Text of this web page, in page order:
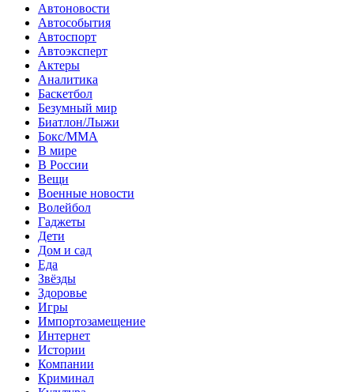
Автоновости
Автособытия
Автоспорт
Автоэксперт
Актеры
Аналитика
Баскетбол
Безумный мир
Биатлон/Лыжи
Бокс/MMA
В мире
В России
Вещи
Военные новости
Волейбол
Гаджеты
Дети
Дом и сад
Еда
Звёзды
Здоровье
Игры
Импортозамещение
Интернет
Истории
Компании
Криминал